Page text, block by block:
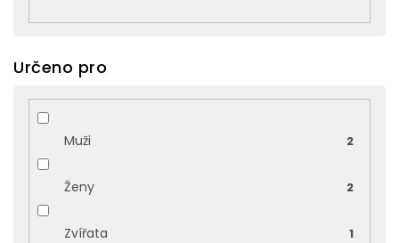
Určeno pro
Muži 2
Ženy 2
Zvířata 1